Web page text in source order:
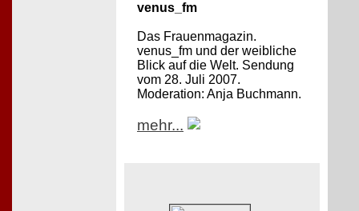
venus_fm
Das Frauenmagazin.
venus_fm und der weibliche
Blick auf die Welt. Sendung
vom 28. Juli 2007.
Moderation: Anja Buchmann.
mehr...